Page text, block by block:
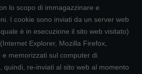
lo scopo di immagazzinare e
I cookie sono inviati da un server web
è in esecuzione il sito web visitato)
Explorer, Mozilla Firefox,
memorizzati sul computer di
quindi, re-inviati al sito web al momento